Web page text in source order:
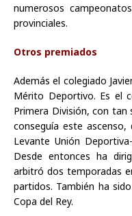
numerosos
provinciales.
Otros premiados
Además el colegiado
Mérito Deportivo. Es el
Primera División, con tan
conseguía este
Levante Unión
Desde entonces ha
arbitró dos temporadas
partidos. También ha
Copa del Rey.